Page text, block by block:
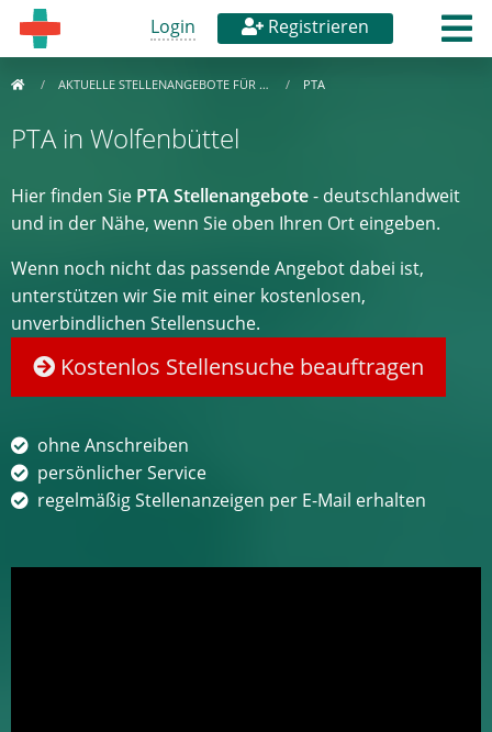
Login Registrieren
AKTUELLE STELLENANGEBOTE FÜR … PTA
PTA in Wolfenbüttel
Hier finden Sie PTA Stellenangebote- deutschlandweit
und in der Nähe, wenn Sie oben Ihren Ort eingeben.
Wenn noch nicht das passende Angebot dabei ist,
unterstützen wir Sie mit einer kostenlosen,
unverbindlichen Stellensuche.
Kostenlos Stellensuche beauftragen
ohne Anschreiben
persönlicher Service
regelmäßig Stellenanzeigen per E-Mail erhalten